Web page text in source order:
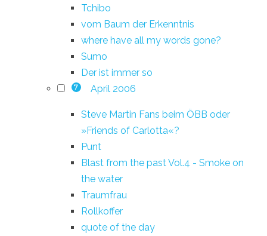
Tchibo
vom Baum der Erkenntnis
where have all my words gone?
Sumo
Der ist immer so
7 April 2006
Steve Martin Fans beim ÖBB oder
»Friends of Carlotta«?
Punt
Blast from the past Vol.4 - Smoke on
the water
Traumfrau
Rollkoffer
quote of the day